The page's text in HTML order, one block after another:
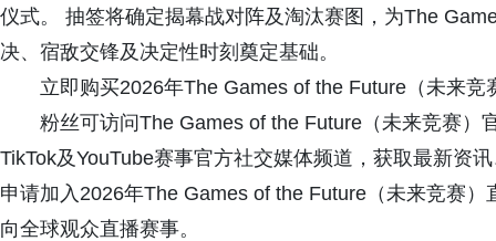
仪式。 抽签将确定揭幕战对阵及淘汰赛图，为The
决、宿敌交锋及决定性时刻奠定基础。
立即购买2026年The Games of the Future（未来竞
粉丝可访问The Games of the Future（未来竞赛）
TikTok及YouTube赛事官方社交媒体频道，获取最新资
申请加入2026年The Games of the Future（未来竞赛
向全球观众直播赛事。